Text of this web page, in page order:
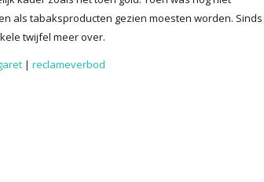
als tabaksproducten gezien moesten worden. Sinds
twijfel meer over.
| reclameverbod